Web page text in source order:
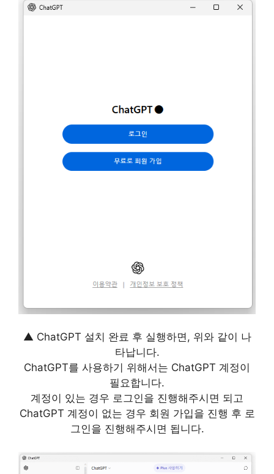
▲ ChatGPT 설치 완료 후 실행하면, 위와 같이 나
타납니다.
ChatGPT를 사용하기 위해서는 ChatGPT 계정이
필요합니다.
계정이 있는 경우 로그인을 진행해주시면 되고
ChatGPT 계정이 없는 경우 회원 가입을 진행 후 로
그인을 진행해주시면 됩니다.